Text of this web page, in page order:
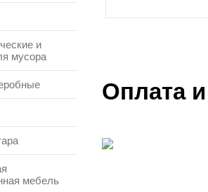
и
мусора
мебель
Оплата